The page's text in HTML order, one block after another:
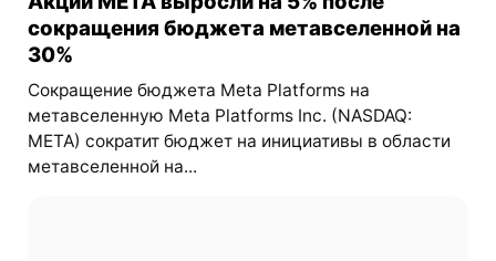
сокращения бюджета метавселенной на
30%
Сокращение бюджета Meta Platforms на
метавселенную Meta Platforms Inc. (NASDAQ:
META) сократит бюджет на инициативы в области
метавселенной на...